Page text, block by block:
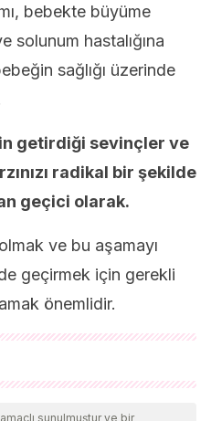
bebekte büyüme
solunum hastalığına
sağlığı üzerinde
getirdiği sevinçler ve
radikal bir şekilde
geçici olarak.
ve bu aşamayı
geçirmek için gerekli
önemlidir.
güvenilirliklerini,
için ekibimiz
sunulmuştur ve bir